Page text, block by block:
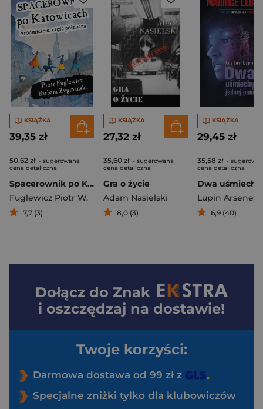
KSIĄŻKA
39,35 zł
50,62 zł - sugerowana
cena detaliczna
Spacerownik po Katowicach. Śródmieście część północna
Fuglewicz Piotr W.
7,7 (3)
KSIĄŻKA
27,32 zł
35,60 zł - sugerowana
cena detaliczna
Gra o życie
Adam Nasielski
8,0 (3)
KSIĄŻKA
29,45 zł
35,58 zł -
cena detaliczna
Lupin Arsene
6,9 (40)
Dołącz do Znak
i oszczędzaj na dostawie!
Twoje korzyści:
Darmowa dostawa od 99 zł z
Specjalne zniżki tylko dla klubowiczów